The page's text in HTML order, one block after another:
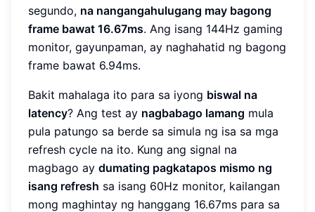
segundo, na nangangahulugang may bagong
frame bawat 16.67ms. Ang isang 144Hz gaming
monitor, gayunpaman, ay naghahatid ng bagong
frame bawat 6.94ms.
Bakit mahalaga ito para sa iyong biswal na
latency? Ang test ay nagbabago lamang mula
pula patungo sa berde sa simula ng isa sa mga
refresh cycle na ito. Kung ang signal na
magbago ay dumating pagkatapos mismo ng
isang refresh sa isang 60Hz monitor, kailangan
mong maghintay ng hanggang 16.67ms para sa